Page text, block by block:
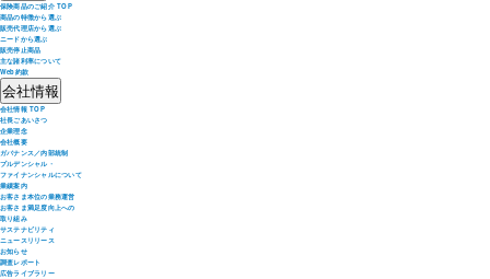
保険商品のご紹介 TOP
商品の特徴から選ぶ
販売代理店から選ぶ
ニードから選ぶ
販売停止商品
主な諸利率について
Web約款
会社情報
会社情報 TOP
社長ごあいさつ
企業理念
会社概要
ガバナンス／内部統制
プルデンシャル・
ファイナンシャルについて
業績案内
お客さま本位の業務運営
お客さま満足度向上への
取り組み
サステナビリティ
ニュースリリース
お知らせ
調査レポート
広告ライブラリー